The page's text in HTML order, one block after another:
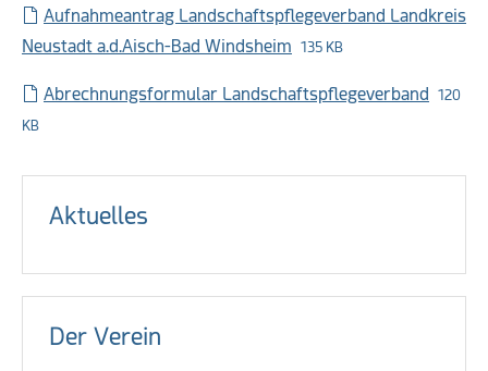
Aufnahmeantrag Landschaftspflegeverband Landkreis
Neustadt a.d.Aisch-Bad Windsheim 135 KB
Abrechnungsformular Landschaftspflegeverband 120
KB
Aktuelles
Der Verein